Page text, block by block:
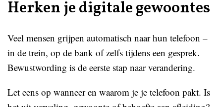
Herken je digitale gewoontes
Veel mensen grijpen automatisch naar hun telefoon –
in de trein, op de bank of zelfs tijdens een gesprek.
Bewustwording is de eerste stap naar verandering.
Let eens op wanneer en waarom je je telefoon pakt. Is